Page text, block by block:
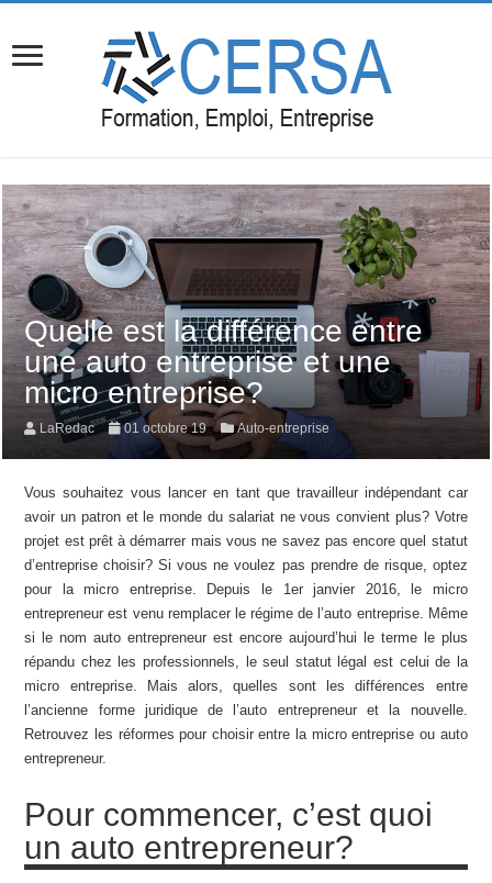
Quelle est la différence entre
une auto entreprise et une
micro entreprise?
LaRedac 01 octobre 19 Auto-entreprise
Vous souhaitez vous lancer en tant que travailleur indépendant car
avoir un patron et le monde du salariat ne vous convient plus? Votre
projet est prêt à démarrer mais vous ne savez pas encore quel statut
d’entreprise choisir? Si vous ne voulez pas prendre de risque, optez
pour la micro entreprise. Depuis le 1er janvier 2016, le micro
entrepreneur est venu remplacer le régime de l’auto entreprise. Même
si le nom auto entrepreneur est encore aujourd’hui le terme le plus
répandu chez les professionnels, le seul statut légal est celui de la
micro entreprise. Mais alors, quelles sont les différences entre
l’ancienne forme juridique de l’auto entrepreneur et la nouvelle.
Retrouvez les réformes pour choisir entre la micro entreprise ou auto
entrepreneur.
Pour commencer, c’est quoi
un auto entrepreneur?